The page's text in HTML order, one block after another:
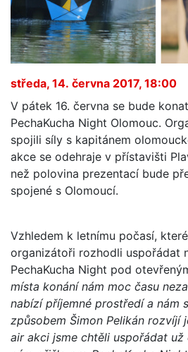
středa, 14. června 2017, 18:00
V pátek 16. června se bude
PechaKucha Night Olomouc.
spojili síly s kapitánem
akce se odehraje v přístavišti
než polovina prezentací bude
spojené s Olomoucí.
Vzhledem k letnímu počasí,
organizátoři rozhodli uspořádat
PechaKucha Night pod
místa konání nám moc času
nabízí příjemné prostředí a nám
způsobem Šimon Pelikán rozvíjí
air akci jsme chtěli uspořádat